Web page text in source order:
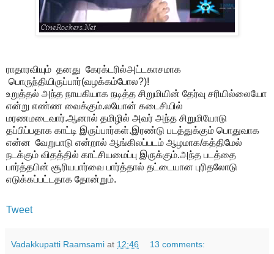
ராதாரவியும் தனது கேரக்டரில்அட்டகாசமாக
பொருந்தியிருப்பார்(வழக்கம்போல?)!
உறுத்தல் அந்த நாயகியாக நடித்த சிறுமியின் தேர்வு சரியில்லையோ
என்று எண்ண வைக்கும்.லயோன் கடைசியில்
மரணமடைவார்.ஆனால் தமிழில் அவர் அந்த சிறுமியோடு
தப்பிப்பதாக காட்டி இருப்பார்கள்.இரண்டு படத்துக்கும் பொதுவாக
என்ன வேறுபாடு என்றால் ஆங்கிலப்படம் ஆழமாக/கத்திமேல்
நடக்கும் விதத்தில் காட்சியமைப்பு இருக்கும்.அந்த படத்தை
பார்த்தபின் சூரியபார்வை பார்த்தால் தட்டையான புரிதலோடு
எடுக்கப்பட்டதாக தோன்றும்.
Tweet
Vadakkupatti Raamsami at 12:46 13 comments: